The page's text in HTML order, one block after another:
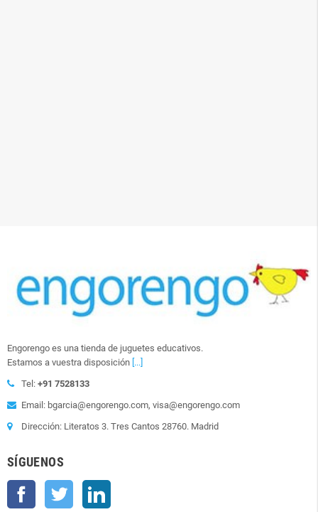
Engorengo es una tienda de juguetes educativos.
Estamos a vuestra disposición [...]
Tel: +91 7528133
Email: bgarcia@engorengo.com, visa@engorengo.com
Dirección: Literatos 3. Tres Cantos 28760. Madrid
SÍGUENOS
Facebook Twitter